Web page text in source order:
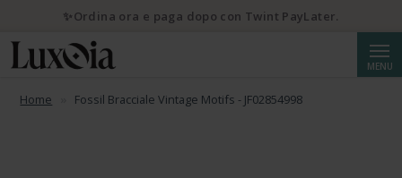
MENU
Home Fossil Bracciale Vintage Motifs - JF02854998
✨Ordina ora e paga dopo con Twint PayLater.